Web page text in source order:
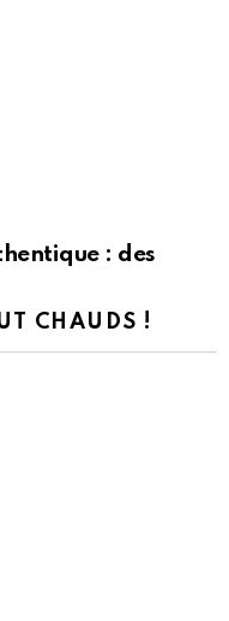
: des
CHAUDS !